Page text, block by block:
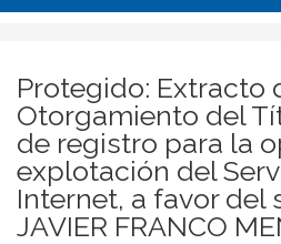
Protegido: Extracto
Otorgamiento del
de registro para la
explotación del
Internet, a favor del
JAVIER FRANCO